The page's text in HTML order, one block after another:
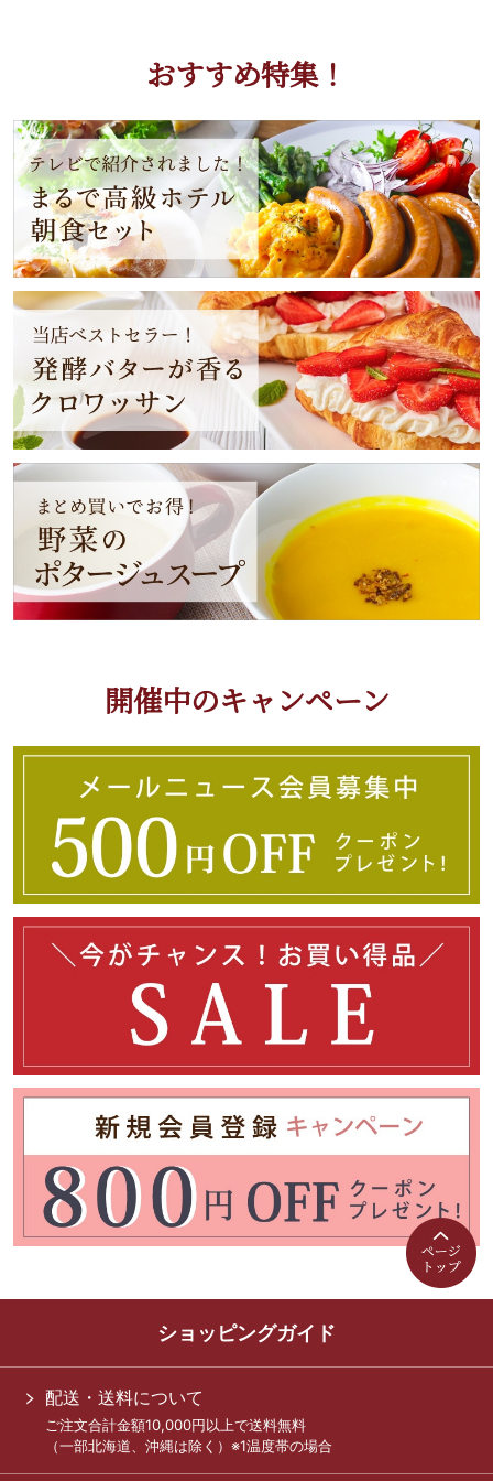
おすすめ特集！
開催中のキャンペーン
ショッピングガイド
配送・送料について
ご注文合計金額10,000円以上で送料無料
（一部北海道、沖縄は除く）※1温度帯の場合